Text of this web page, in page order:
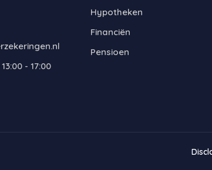
- 17:00
Hypotheken
Financiën
Pensioen